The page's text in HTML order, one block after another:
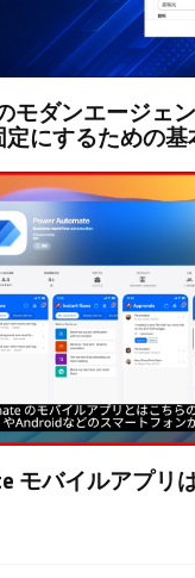
モダンエージェ
にするための
モバイルアプリ